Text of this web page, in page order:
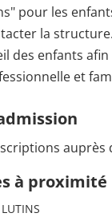
pour les
la structure.
des enfants
et
auprès
à proximité
LUTINS